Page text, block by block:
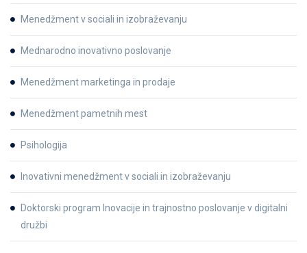
Menedžment v sociali in izobraževanju
Mednarodno inovativno poslovanje
Menedžment marketinga in prodaje
Menedžment pametnih mest
Psihologija
Inovativni menedžment v sociali in izobraževanju
Doktorski program Inovacije in trajnostno poslovanje v digitalni
družbi